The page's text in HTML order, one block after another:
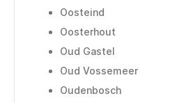
Oosteind
Oosterhout
Oud Gastel
Oud Vossemeer
Oudenbosch